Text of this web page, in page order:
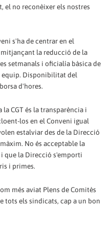
el no reconèixer els nostres
s'ha de centrar en el
la reducció de la
setmanals i oficialía bàsica de
equip. Disponibilitat del
d'hores.
CGT és la transparència i
los en el Conveni igual
estalviar des de la Direcció
No és acceptable la
que la Direcció s'emporti
i primes.
més aviat Plens de Comitès
tots els sindicats, cap a un bon